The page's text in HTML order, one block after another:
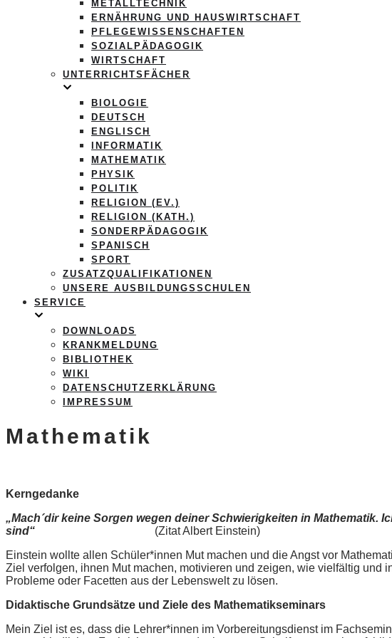
METALLTECHNIK
ERNÄHRUNG UND HAUSWIRTSCHAFT
PFLEGEWISSENSCHAFTEN
SOZIALPÄDAGOGIK
WIRTSCHAFT
UNTERRICHTSFÄCHER
BIOLOGIE
DEUTSCH
ENGLISCH
INFORMATIK
MATHEMATIK
PHYSIK
POLITIK
RELIGION (EV.)
RELIGION (KATH.)
SONDERPÄDAGOGIK
SPANISCH
SPORT
ZUSATZQUALIFIKATIONEN
UNSERE AUSBILDUNGSSCHULEN
SERVICE
DOWNLOADS
KRANKMELDUNG
BIBLIOTHEK
WIKI
DATENSCHUTZERKLÄRUNG
IMPRESSUM
Mathematik
Kerngedanke
„Mach´dir keine Sorgen wegen deiner Schwierigkeiten in Mathematik.
sind“ (Zitat Albert Einstein)
Einstein wollte allen Schüler*innen Mut machen und die Angst vor
Ziel verfolgen, ihnen Mut machen, motivieren und zeigen, wie vielfältig und
Probleme oder Facetten aus der Lebenswelt zu lösen.
Didaktische Grundsätze und Ziele des Mathematikseminars
Mein Ziel ist es, dass die Lehrer*innen im Vorbereitungsdienst im